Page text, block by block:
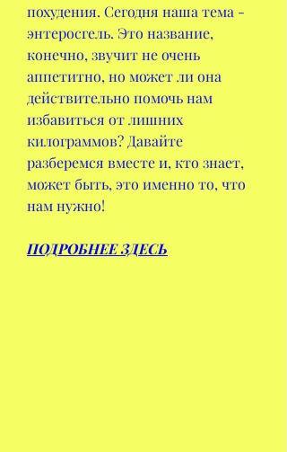
похудения. Сегодня наша тема -
энтеросгель. Это название,
конечно, звучит не очень
аппетитно, но может ли она
действительно помочь нам
избавиться от лишних
килограммов? Давайте
разберемся вместе и, кто знает,
может быть, это именно то, что
нам нужно!
ПОДРОБНЕЕ ЗДЕСЬ